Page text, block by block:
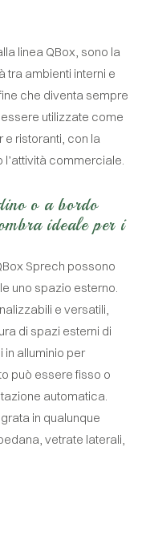
linea QBox, sono la
tra ambienti interni e
che diventa sempre
utilizzate come
ristoranti, con la
l’attività commerciale.
o a bordo
ideale per i
Sprech possono
uno spazio esterno.
e versatili,
di spazi esterni di
in alluminio per
può essere fisso o
automatica.
in qualunque
vetrate laterali,